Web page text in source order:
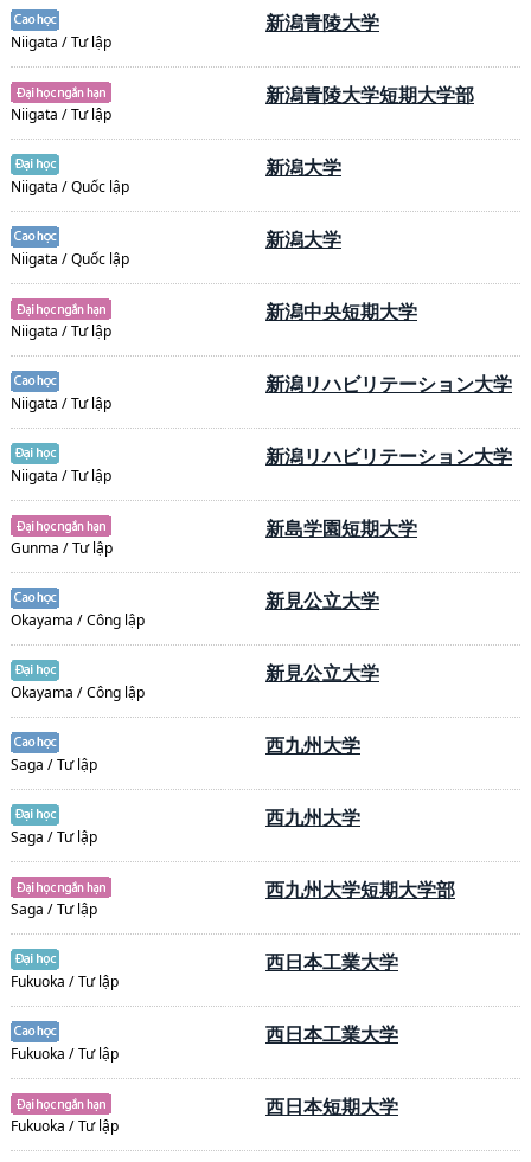
Niigata / Tư lập
新潟青陵大学
Niigata / Tư lập
新潟青陵大学短期大学部
Niigata / Quốc lập
新潟大学
Niigata / Quốc lập
新潟大学
Niigata / Tư lập
新潟中央短期大学
Niigata / Tư lập
新潟リハビリテーション大学
Niigata / Tư lập
新潟リハビリテーション大学
Gunma / Tư lập
新島学園短期大学
Okayama / Công lập
新見公立大学
Okayama / Công lập
新見公立大学
Saga / Tư lập
西九州大学
Saga / Tư lập
西九州大学
Saga / Tư lập
西九州大学短期大学部
Fukuoka / Tư lập
西日本工業大学
Fukuoka / Tư lập
西日本工業大学
Fukuoka / Tư lập
西日本短期大学